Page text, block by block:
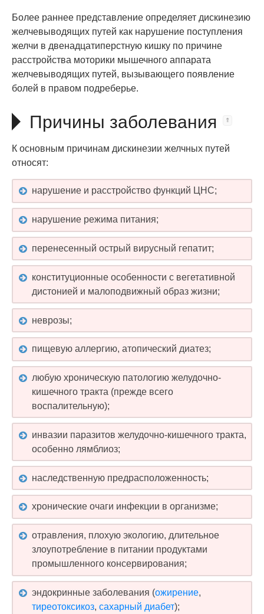
Более раннее представление определяет дискинезию
желчевыводящих путей как нарушение поступления
желчи в двенадцатиперстную кишку по причине
расстройства моторики мышечного аппарата
желчевыводящих путей, вызывающего появление
болей в правом подреберье.
Причины заболевания
К основным причинам дискинезии желчных путей
относят:
нарушение и расстройство функций ЦНС;
нарушение режима питания;
перенесенный острый вирусный гепатит;
конституционные особенности с вегетативной
дистонией и малоподвижный образ жизни;
неврозы;
пищевую аллергию, атопический диатез;
любую хроническую патологию желудочно-
кишечного тракта (прежде всего
воспалительную);
инвазии паразитов желудочно-кишечного тракта,
особенно лямблиоз;
наследственную предрасположенность;
хронические очаги инфекции в организме;
отравления, плохую экологию, длительное
злоупотребление в питании продуктами
промышленного консервирования;
эндокринные заболевания (ожирение,
тиреотоксикоз, сахарный диабет);